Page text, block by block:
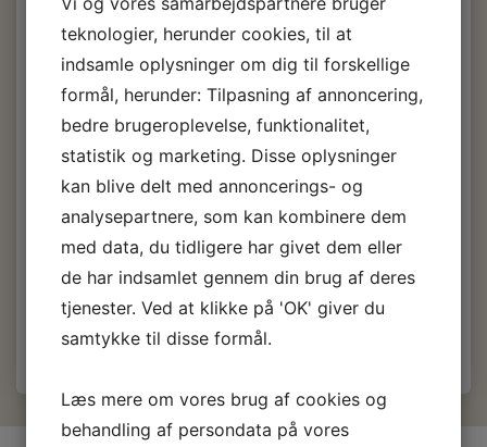
40 mm.
Pris fra
32,40 DKKm/Moms
25,92 DKK u/Moms )
40,50 DKKm/Moms
8,10 DKK
VælgBredde, pensler:
30 mm. 40 mm.
Læg i kurv
teknologier, herunder cookies, til at
indsamle oplysninger om dig til forskellige
formål, herunder: Tilpasning af annoncering,
bedre brugeroplevelse, funktionalitet,
statistik og marketing. Disse oplysninger
kan blive delt med annoncerings- og
analysepartnere, som kan kombinere dem
med data, du tidligere har givet dem eller
de har indsamlet gennem din brug af deres
tjenester. Ved at klikke på 'OK' giver du
samtykke til disse formål.
Læs mere om vores brug af cookies og
behandling af persondata på vores